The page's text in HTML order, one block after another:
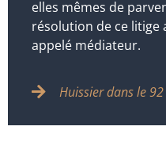
elles mêmes de
résolution de ce litige
appelé médiateur.
Huissier dans le 92